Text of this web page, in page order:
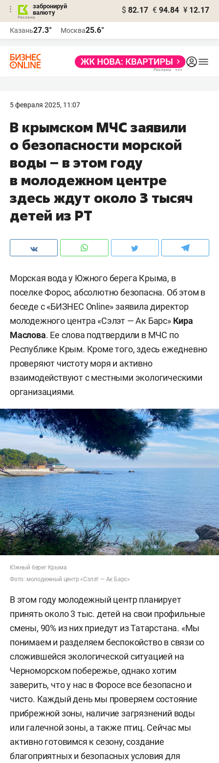
забронируй
валюту
$ 82.17 € 94.84 ¥ 12.17
Казань27.3° Москва25.6°
5 февраля 2025, 11:07
В крымском МЧС заявили
о безопасности морской
воды – в этом году
в молодежном центре
здесь ждут около 3 тысяч
детей из РТ
Морская вода у Южного берега Крыма, в
поселке Форос, абсолютно безопасна. Об этом в
беседе с «БИЗНЕС Online» заявила директор
молодежного центра «Сэлэт — Ак Барс» Кира
Маслова. Ее слова подтвердили в МЧС по
Республике Крым. Кроме того, здесь ежедневно
проверяют чистоту моря и активно
взаимодействуют с местными экологическими
организациями.
Южный берег Крыма
Фото: молодежный центр «Сэлэт — Ак Барс»
В этом году молодежный центр планирует
принять около 3 тыс. детей на свои профильные
смены, 90% из них приедут из Татарстана. «Мы
понимаем и разделяем беспокойство в связи со
сложившейся экологической ситуацией на
Черноморском побережье, однако хотим
заверить, что у нас в Форосе все безопасно и
чисто. Каждый день мы проверяем состояние
прибрежной зоны, наличие загрязнений воды
или галечной зоны, а также птиц. Сейчас мы
активно готовимся к сезону, создание
благоприятных и безопасных условия для